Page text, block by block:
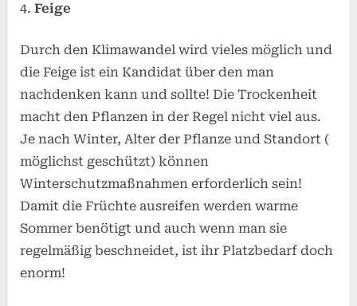
Feige
Durch den Klimawandel wird vieles möglich und
die Feige ist ein Kandidat über den man
nachdenken kann und sollte! Die Trockenheit
macht den Pflanzen in der Regel nicht viel aus.
Je nach Winter, Alter der Pflanze und Standort (
möglichst geschützt) können
Winterschutzmaßnahmen erforderlich sein!
Damit die Früchte ausreifen werden warme
Sommer benötigt und auch wenn man sie
regelmäßig beschneidet, ist ihr Platzbedarf doch
enorm!